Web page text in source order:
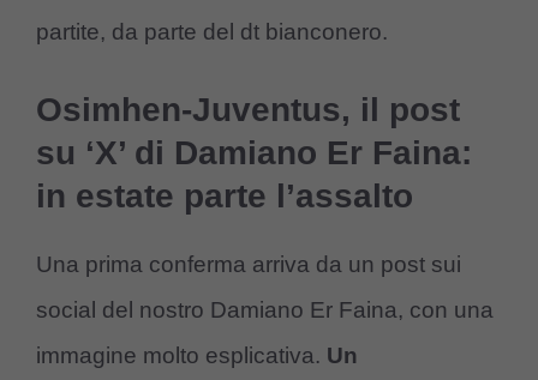
partite, da parte del dt bianconero.
Osimhen-Juventus, il post
su ‘X’ di Damiano Er Faina:
in estate parte l’assalto
Una prima conferma arriva da un post sui
social del nostro Damiano Er Faina, con una
immagine molto esplicativa. Un